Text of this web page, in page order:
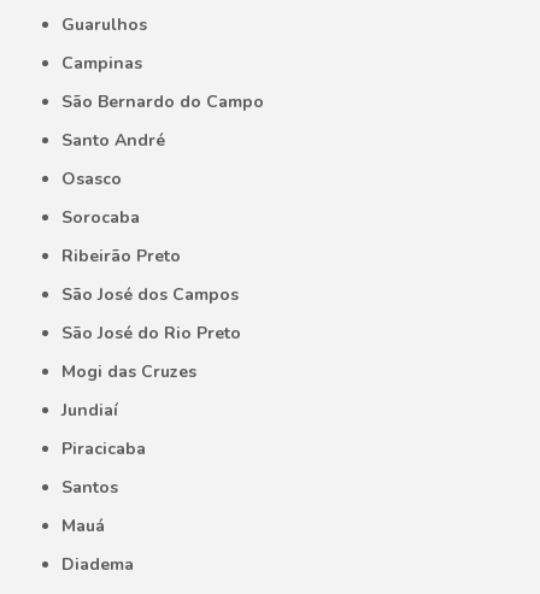
Guarulhos
Campinas
São Bernardo do Campo
Santo André
Osasco
Sorocaba
Ribeirão Preto
São José dos Campos
São José do Rio Preto
Mogi das Cruzes
Jundiaí
Piracicaba
Santos
Mauá
Diadema